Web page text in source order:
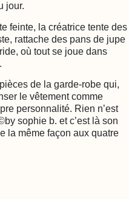
jour.
feinte, la créatrice tente des
rattache des pans de jupe
où tout se joue dans
de la garde-robe qui,
le vêtement comme
personnalité. Rien n’est
sophie b. et c’est là son
la même façon aux quatre